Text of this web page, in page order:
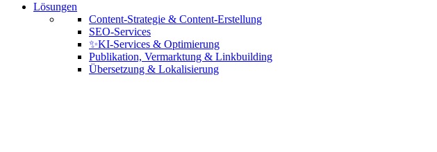
Lösungen
Content-Strategie & Content-Erstellung
SEO-Services
✨KI-Services & Optimierung
Publikation, Vermarktung & Linkbuilding
Übersetzung & Lokalisierung